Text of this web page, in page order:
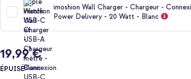
imoshion Wall Charger - Chargeur -
Power Delivery - 20 Watt - Blanc
19,99 €
ÉPUISÉ